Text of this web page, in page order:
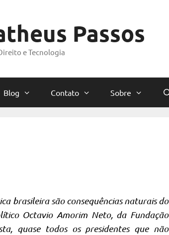
Passos
e Tecnologia
Blog Contato Sobre
brasileira são consequências naturais do
Octavio Amorim Neto, da Fundação
quase todos os presidentes que não